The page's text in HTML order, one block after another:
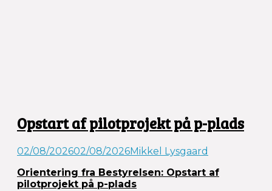
Opstart af pilotprojekt på p-plads
02/08/202602/08/2026Mikkel Lysgaard
Orientering fra Bestyrelsen: Opstart af
pilotprojekt på p-plads